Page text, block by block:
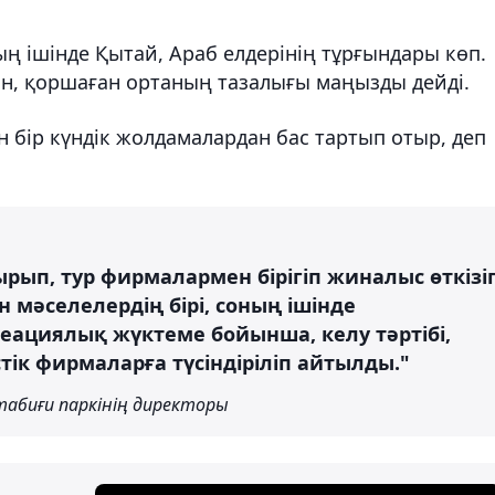
Қытай, Араб елдерінің тұрғындары көп.
қоршаған ортаның тазалығы маңызды дейді.
бір күндік жолдамалардан бас тартып отыр, деп
тур фирмалармен бірігіп жиналыс
бірі, соның ішінде
жүктеме бойынша, келу тәртібі,
фирмаларға түсіндіріліп айтылды."
паркінің директоры